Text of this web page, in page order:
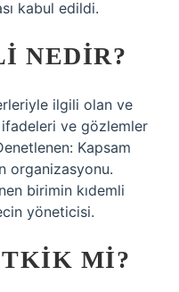
kabul edildi.
NEDIR?
ilgili olan ve
ve gözlemler
Kapsam
organizasyonu.
birimin kıdemli
yöneticisi.
MI?